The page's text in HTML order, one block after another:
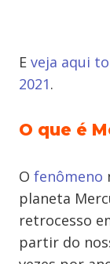
E veja aqui
2021.
O que é
O fenômeno
planeta
retrocesso
partir do